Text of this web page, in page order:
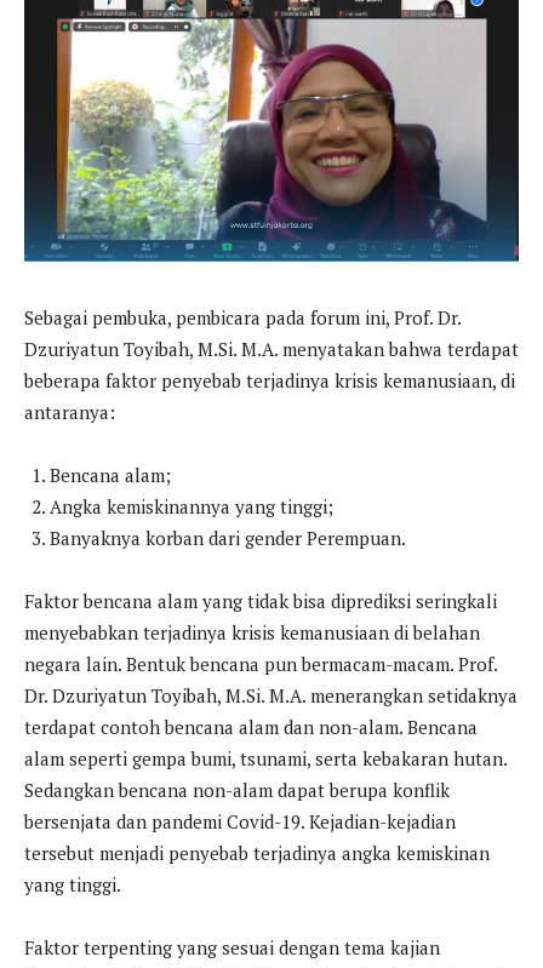
Sebagai pembuka, pembicara pada forum ini, Prof. Dr.
Dzuriyatun Toyibah, M.Si. M.A. menyatakan bahwa terdapat
beberapa faktor penyebab terjadinya krisis kemanusiaan, di
antaranya:
Bencana alam;
Angka kemiskinannya yang tinggi;
Banyaknya korban dari gender Perempuan.
Faktor bencana alam yang tidak bisa diprediksi seringkali
menyebabkan terjadinya krisis kemanusiaan di belahan
negara lain. Bentuk bencana pun bermacam-macam. Prof.
Dr. Dzuriyatun Toyibah, M.Si. M.A. menerangkan setidaknya
terdapat contoh bencana alam dan non-alam. Bencana
alam seperti gempa bumi, tsunami, serta kebakaran hutan.
Sedangkan bencana non-alam dapat berupa konflik
bersenjata dan pandemi Covid-19. Kejadian-kejadian
tersebut menjadi penyebab terjadinya angka kemiskinan
yang tinggi.
Faktor terpenting yang sesuai dengan tema kajian